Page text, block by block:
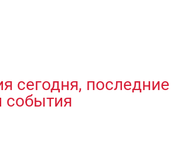
сегодня, последние
события